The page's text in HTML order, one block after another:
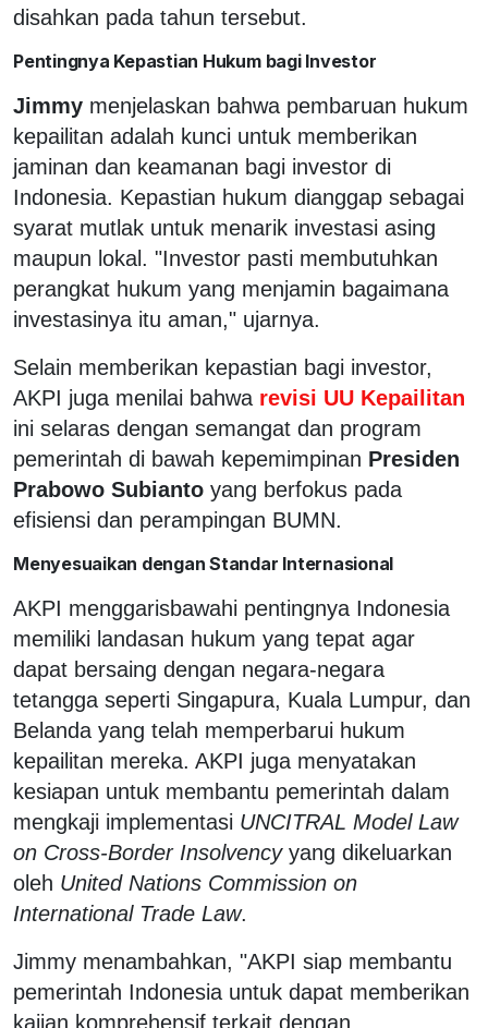
disahkan pada tahun tersebut.
Pentingnya Kepastian Hukum bagi Investor
Jimmy menjelaskan bahwa pembaruan hukum
kepailitan adalah kunci untuk memberikan
jaminan dan keamanan bagi investor di
Indonesia. Kepastian hukum dianggap sebagai
syarat mutlak untuk menarik investasi asing
maupun lokal. "Investor pasti membutuhkan
perangkat hukum yang menjamin bagaimana
investasinya itu aman," ujarnya.
Selain memberikan kepastian bagi investor,
AKPI juga menilai bahwa revisi UU Kepailitan
ini selaras dengan semangat dan program
pemerintah di bawah kepemimpinan Presiden
Prabowo Subianto yang berfokus pada
efisiensi dan perampingan BUMN.
Menyesuaikan dengan Standar Internasional
AKPI menggarisbawahi pentingnya Indonesia
memiliki landasan hukum yang tepat agar
dapat bersaing dengan negara-negara
tetangga seperti Singapura, Kuala Lumpur, dan
Belanda yang telah memperbarui hukum
kepailitan mereka. AKPI juga menyatakan
kesiapan untuk membantu pemerintah dalam
mengkaji implementasi UNCITRAL Model Law
on Cross-Border Insolvencyyang dikeluarkan
oleh United Nations Commission on
International Trade Law.
Jimmy menambahkan, "AKPI siap membantu
pemerintah Indonesia untuk dapat memberikan
kajian komprehensif terkait dengan